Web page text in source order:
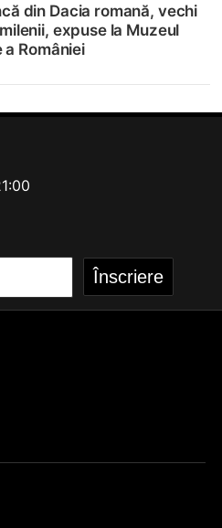
din Dacia romană, vechi
expuse la Muzeul
României